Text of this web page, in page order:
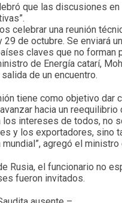
que las discusiones
celebrar una reunión
29 de octubre. Se enviará
claves que no forman
de Energía catarí,
salida de un encuentro.
tiene como objetivo dar
hacia un reequilibrio
los intereses de todos, no
y los exportadores, sino
agregó el ministro
Rusia, el funcionario no
fueron invitados.